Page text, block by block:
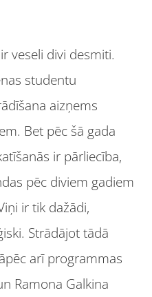
veseli divi desmiti.
studentu
aizņems
Bet pēc šā gada
ir pārliecība,
pēc diviem gadiem
ir tik dažādi,
Strādājot tādā
arī programmas
Ramona Galkina